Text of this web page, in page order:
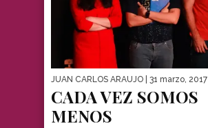
JUAN CARLOS ARAUJO | 31 marzo, 2017
CADA VEZ SOMOS
MENOS